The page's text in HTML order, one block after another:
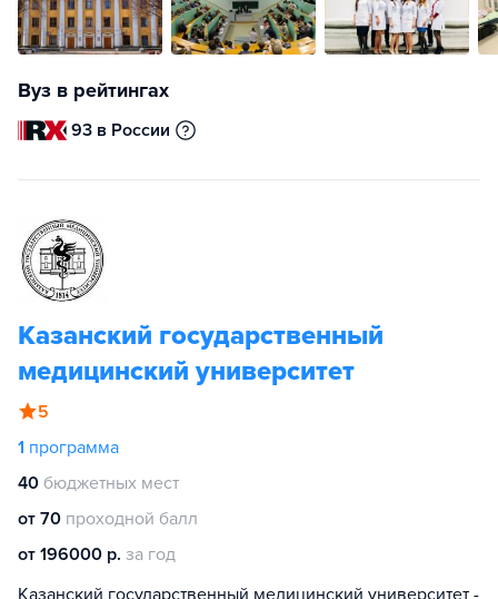
Вуз в рейтингах
93 в России
Казанский государственный
медицинский университет
5
1 программа
40 бюджетных мест
от 70 проходной балл
от 196000 р. за год
Казанский государственный медицинский университет -